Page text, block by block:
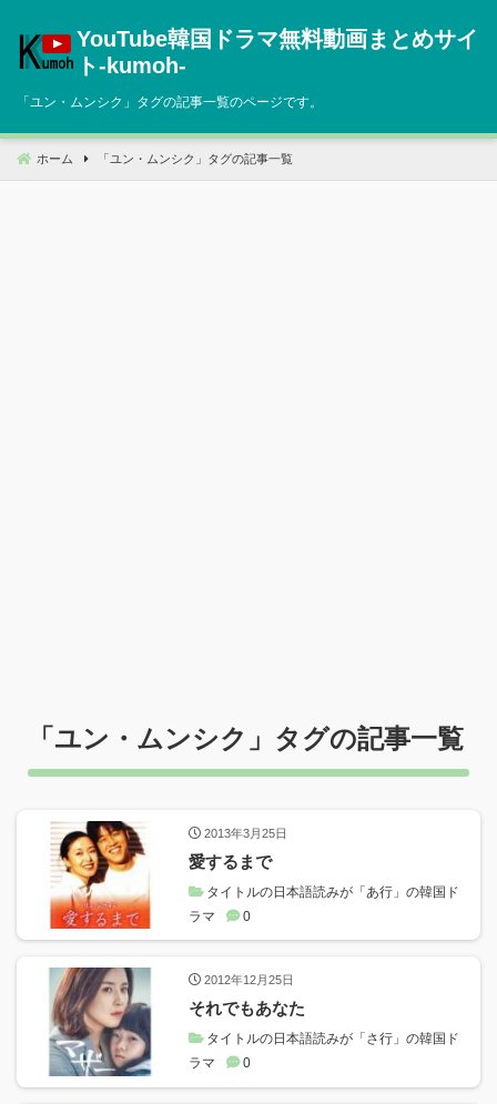
へ
動
YouTube韓国ドラマ無料動画まとめサイ
ト‐kumoh‐
「 ユン・ムンシク 」タグの記事一覧のページです。
ホーム 「 ユン・ムンシク 」タグの記事一覧
「ユン・ムンシク 」タグの記事一覧
2013年3月25日
愛するまで
タイトルの日本語読みが「あ行」の韓国ド
ラマ
0
2012年12月25日
それでもあなた
タイトルの日本語読みが「さ行」の韓国ド
ラマ
0